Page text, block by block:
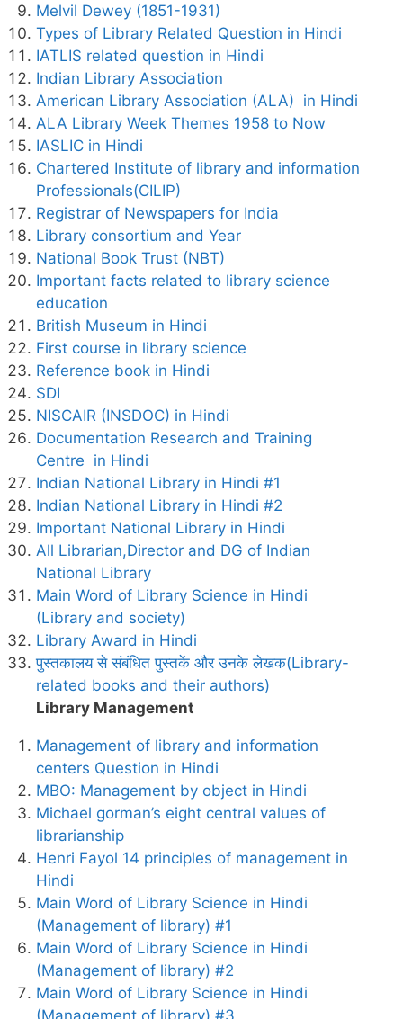
Melvil Dewey (1851-1931)
Types of Library Related Question in Hindi
IATLIS related question in Hindi
Indian Library Association
American Library Association (ALA) in Hindi
ALA Library Week Themes 1958 to Now
IASLIC in Hindi
Chartered Institute of library and information
Professionals(CILIP)
Registrar of Newspapers for India
Library consortium and Year
National Book Trust (NBT)
Important facts related to library science
education
British Museum in Hindi
First course in library science
Reference book in Hindi
SDI
NISCAIR (INSDOC) in Hindi
Documentation Research and Training
Centre in Hindi
Indian National Library in Hindi #1
Indian National Library in Hindi #2
Important National Library in Hindi
All Librarian,Director and DG of Indian
National Library
Main Word of Library Science in Hindi
(Library and society)
Library Award in Hindi
पुस्तकालय से संबंधित पुस्तकें और उनके लेखक(Library-
related books and their authors)
Library Management
Management of library and information
centers Question in Hindi
MBO: Management by object in Hindi
Michael gorman’s eight central values of
librarianship
Henri Fayol 14 principles of management in
Hindi
Main Word of Library Science in Hindi
(Management of library) #1
Main Word of Library Science in Hindi
(Management of library) #2
Main Word of Library Science in Hindi
(Management of library) #3